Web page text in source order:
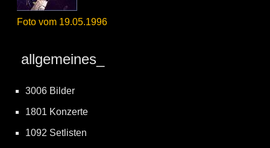
Foto vom 19.05.1996
allgemeines_
3006 Bilder
1801 Konzerte
1092 Setlisten